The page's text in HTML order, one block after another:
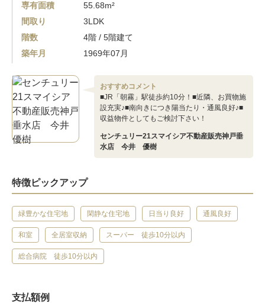
専有面積
55.68m²
間取り
3LDK
階数
4階 / 5階建て
築年月
1969年07月
おすすめコメント
■JR「朝霧」駅徒歩約10分！■近隣、お買物施
設充実♪■南向きにつき陽当たり・通風良好♪■
収益物件としてもご検討下さい！
センチュリー21スマイシア不動産販売神戸垂
水店 今井 優樹
特徴ピックアップ
緑豊かな住宅地 閑静な住宅地 日当り良好 通風良好
和室 全居室収納 スーパー 徒歩10分以内
総合病院 徒歩10分以内
支払額例